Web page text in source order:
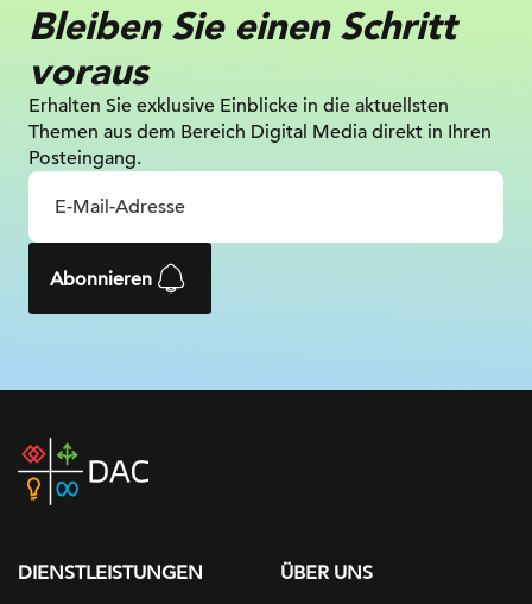
Bleiben Sie einen Schritt
voraus
Erhalten Sie exklusive Einblicke in die aktuellsten
Themen aus dem Bereich Digital Media direkt in Ihren
Posteingang.
Abonnieren
DAC
home
DIENSTLEISTUNGEN
ÜBER UNS